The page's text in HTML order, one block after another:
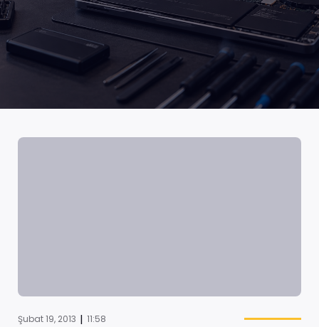
Şubat 19, 2013 | 11:58